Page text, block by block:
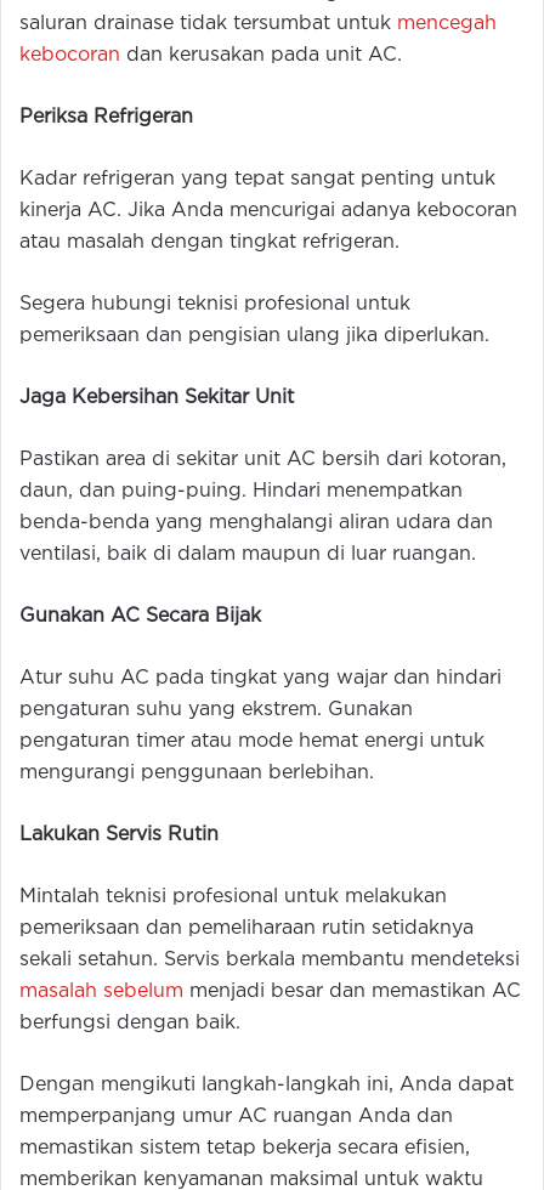
saluran drainase tidak tersumbat untuk mencegah
kebocoran dan kerusakan pada unit AC.
Periksa Refrigeran
Kadar refrigeran yang tepat sangat penting untuk
kinerja AC. Jika Anda mencurigai adanya kebocoran
atau masalah dengan tingkat refrigeran.
Segera hubungi teknisi profesional untuk
pemeriksaan dan pengisian ulang jika diperlukan.
Jaga Kebersihan Sekitar Unit
Pastikan area di sekitar unit AC bersih dari kotoran,
daun, dan puing-puing. Hindari menempatkan
benda-benda yang menghalangi aliran udara dan
ventilasi, baik di dalam maupun di luar ruangan.
Gunakan AC Secara Bijak
Atur suhu AC pada tingkat yang wajar dan hindari
pengaturan suhu yang ekstrem. Gunakan
pengaturan timer atau mode hemat energi untuk
mengurangi penggunaan berlebihan.
Lakukan Servis Rutin
Mintalah teknisi profesional untuk melakukan
pemeriksaan dan pemeliharaan rutin setidaknya
sekali setahun. Servis berkala membantu mendeteksi
masalah sebelum menjadi besar dan memastikan AC
berfungsi dengan baik.
Dengan mengikuti langkah-langkah ini, Anda dapat
memperpanjang umur AC ruangan Anda dan
memastikan sistem tetap bekerja secara efisien,
memberikan kenyamanan maksimal untuk waktu